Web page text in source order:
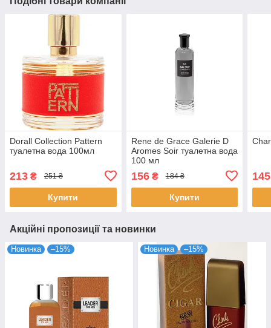
Dorall Collection Pattern
туалетна вода 100мл
213 ₴ 251 ₴
Купити
Rene de Grace Galerie D
Aromes Soir туалетна вода
100 мл
156₴ 184 ₴
Купити
145
Акційні пропозиції та новинки
Новинка –15% Новинка –15%